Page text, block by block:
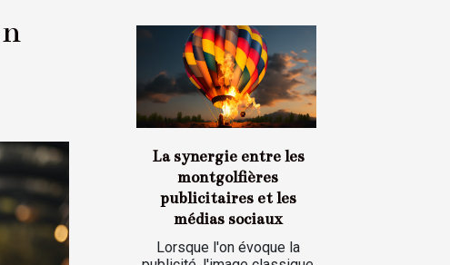
La synergie entre les
montgolfières
publicitaires et les
médias sociaux
Lorsque l'on évoque la